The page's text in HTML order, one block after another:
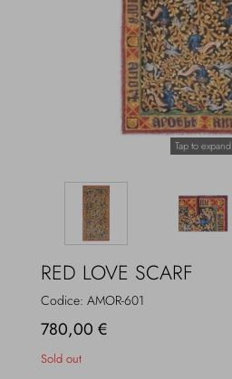
Tap to expand
RED LOVE SCARF
Codice: AMOR-601
780,00 €
Sold out